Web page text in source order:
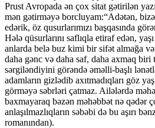
Prust Avropada ən çox sitat gətirilən
mən gətirməyə borcluyam:“Adətən,
edərik, öz qusurlarımızı başqasında
Hələ qüsurlarını saflıqla etiraf edən,
anlarda belə buz kimi bir sifət almağa
daha gənc və daha saf, daha axmaq biri
sərgiləndiyini görəndə əməlli-başlı
adamların gizlədib axıtmadıqları göz
görməyə səbrləri çatmaz. Ailələrdə
baxmayaraq bəzən məhəbbət nə qədər
anlaşılmazlıqların səbəbi də bu aşırı
romanından).